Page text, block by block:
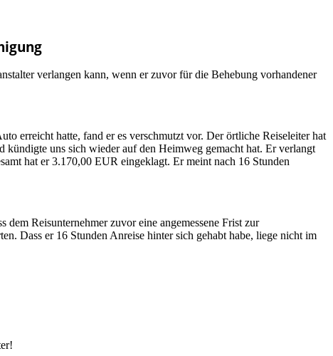
verlangen kann, wenn er zuvor für die Behebung vorhandener
erreicht hatte, fand er es verschmutzt vor. Der örtliche Reiseleiter hat
kündigte uns sich wieder auf den Heimweg gemacht hat. Er verlangt
hat er 3.170,00 EUR eingeklagt. Er meint nach 16 Stunden
Reisunternehmer zuvor eine angemessene Frist zur
Dass er 16 Stunden Anreise hinter sich gehabt habe, liege nicht im